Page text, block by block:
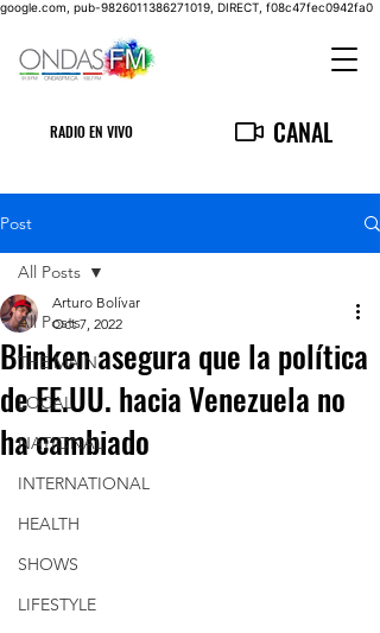
google.com, pub-9826011386271019, DIRECT, f08c47fec0942fa0
RADIO EN VIVO CANAL
Post
All Posts
THE MAIN
LOCAL
NATIONAL
INTERNATIONAL
HEALTH
SHOWS
LIFESTYLE
All Posts
Blinken asegura que la política
de EE.UU. hacia Venezuela no
ha cambiado
Arturo Bolívar
Oct 7, 2022